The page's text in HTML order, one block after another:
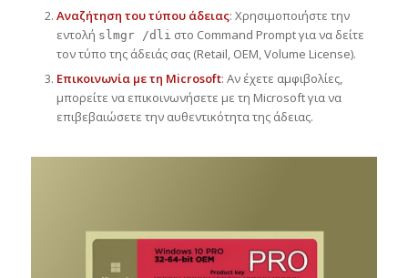
Αναζήτηση του τύπου άδειας: Χρησιμοποιήστε την
εντολή slmgr /dli στο Command Prompt για να δείτε
τον τύπο της άδειάς σας (Retail, OEM, Volume License).
Επικοινωνία με τη Microsoft: Αν έχετε αμφιβολίες,
μπορείτε να επικοινωνήσετε με τη Microsoft για να
επιβεβαιώσετε την αυθεντικότητα της άδειας.